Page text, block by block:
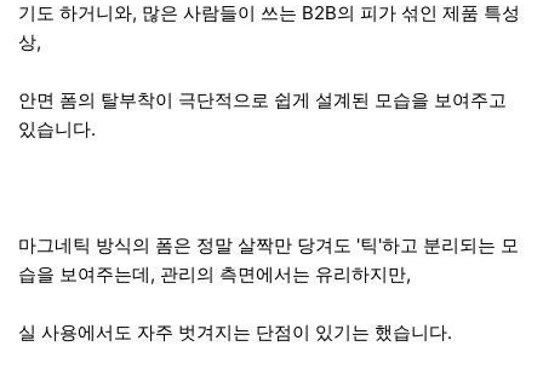
기도 하거니와, 많은 사람들이 쓰는 B2B의 피가 섞인 제품 특성
상,
안면 폼의 탈부착이 극단적으로 쉽게 설계된 모습을 보여주고
있습니다.
마그네틱 방식의 폼은 정말 살짝만 당겨도 '틱'하고 분리되는 모
습을 보여주는데, 관리의 측면에서는 유리하지만,
실 사용에서도 자주 벗겨지는 단점이 있기는 했습니다.